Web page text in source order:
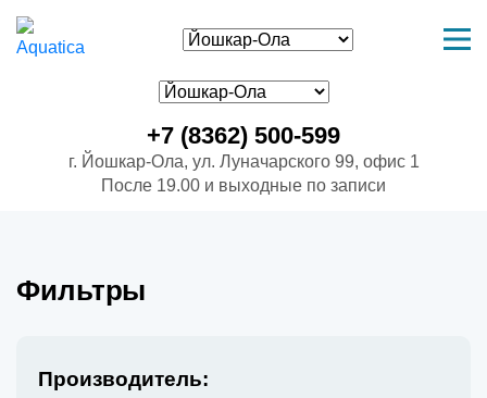
+7 (8362) 500-599
г. Йошкар-Ола, ул. Луначарского 99, офис 1
После 19.00 и выходные по записи
Фильтры
Производитель: